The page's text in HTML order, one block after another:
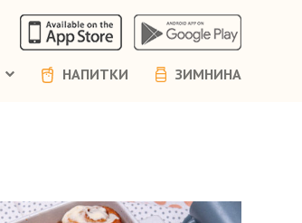
НАПИТКИ ЗИМНИНА